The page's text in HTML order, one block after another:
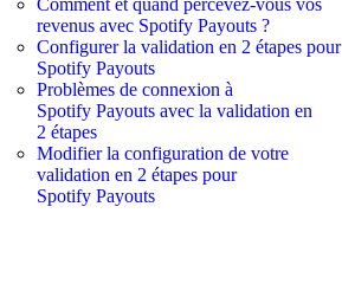
Comment et quand percevez-vous vos
revenus avec Spotify Payouts ?
Configurer la validation en 2 étapes pour
Spotify Payouts
Problèmes de connexion à
Spotify Payouts avec la validation en
2 étapes
Modifier la configuration de votre
validation en 2 étapes pour
Spotify Payouts